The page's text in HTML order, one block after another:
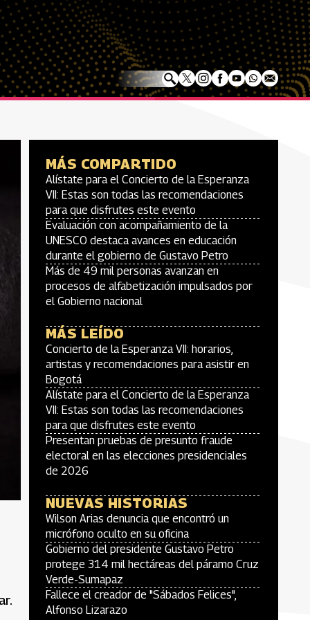
MÁS COMPARTIDO
Alístate para el Concierto de la Esperanza
VII: Estas son todas las recomendaciones
para que disfrutes este evento
Evaluación con acompañamiento de la
UNESCO destaca avances en educación
durante el gobierno de Gustavo Petro
Más de 49 mil personas avanzan en
procesos de alfabetización impulsados por
el Gobierno nacional
MÁS LEÍDO
Concierto de la Esperanza VII: horarios,
artistas y recomendaciones para asistir en
Bogotá
Alístate para el Concierto de la Esperanza
VII: Estas son todas las recomendaciones
para que disfrutes este evento
Presentan pruebas de presunto fraude
electoral en las elecciones presidenciales
de 2026
NUEVAS HISTORIAS
Wilson Arias denuncia que encontró un
micrófono oculto en su oficina
Gobierno del presidente Gustavo Petro
protege 314 mil hectáreas del páramo Cruz
Verde-Sumapaz
Fallece el creador de "Sábados Felices",
Alfonso Lizarazo